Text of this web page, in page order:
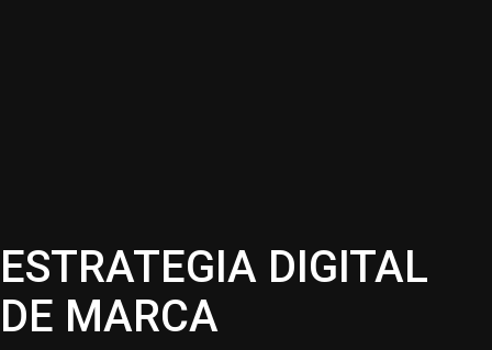
ESTRATEGIA DIGITAL
DE MARCA